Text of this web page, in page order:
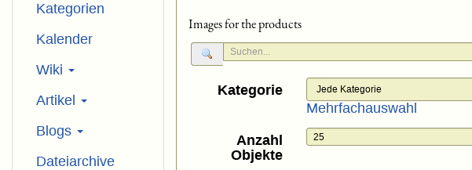
Images for the products
Kategorie
Mehrfachauswahl
Anzahl
Objekte
Kategorien
Kalender
Wiki
Artikel
Blogs
Dateiarchive